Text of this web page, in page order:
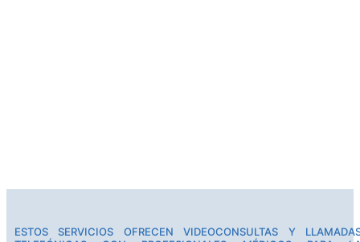
ESTOS SERVICIOS OFRECEN VIDEOCONSULTAS Y